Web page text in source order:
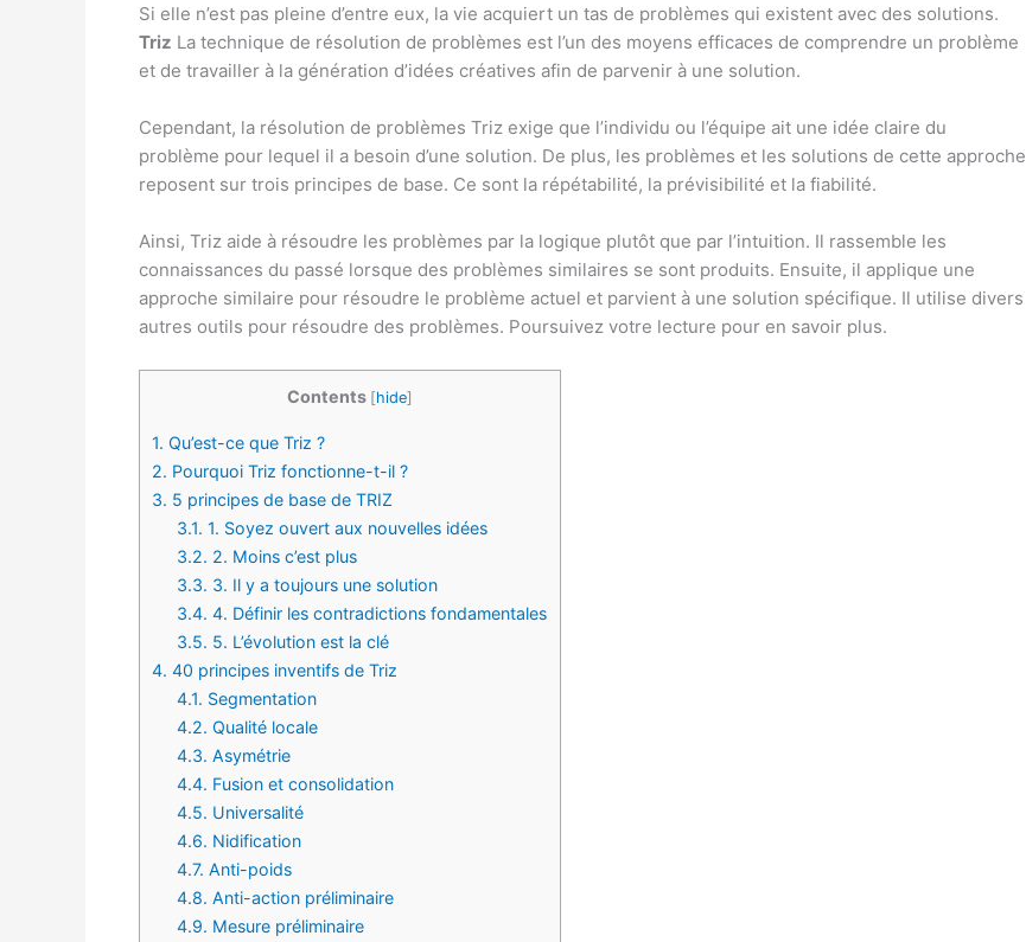
Si elle n’est pas pleine d’entre eux, la vie acquiert un tas de problèmes qui existent avec des solutions.
Triz La technique de résolution de problèmes est l’un des moyens efficaces de comprendre un problème
et de travailler à la génération d’idées créatives afin de parvenir à une solution.
Cependant, la résolution de problèmes Triz exige que l’individu ou l’équipe ait une idée claire du
problème pour lequel il a besoin d’une solution. De plus, les problèmes et les solutions de cette approche
reposent sur trois principes de base. Ce sont la répétabilité, la prévisibilité et la fiabilité.
Ainsi, Triz aide à résoudre les problèmes par la logique plutôt que par l’intuition. Il rassemble les
connaissances du passé lorsque des problèmes similaires se sont produits. Ensuite, il applique une
approche similaire pour résoudre le problème actuel et parvient à une solution spécifique. Il utilise divers
autres outils pour résoudre des problèmes. Poursuivez votre lecture pour en savoir plus.
Contents [hide]
1. Qu’est-ce que Triz ?
2. Pourquoi Triz fonctionne-t-il ?
3. 5 principes de base de TRIZ
3.1. 1. Soyez ouvert aux nouvelles idées
3.2. 2. Moins c’est plus
3.3. 3. Il y a toujours une solution
3.4. 4. Définir les contradictions fondamentales
3.5. 5. L’évolution est la clé
4. 40 principes inventifs de Triz
4.1. Segmentation
4.2. Qualité locale
4.3. Asymétrie
4.4. Fusion et consolidation
4.5. Universalité
4.6. Nidification
4.7. Anti-poids
4.8. Anti-action préliminaire
4.9. Mesure préliminaire